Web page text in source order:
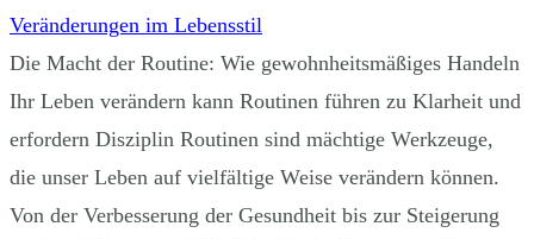
Veränderungen im Lebensstil
Die Macht der Routine: Wie gewohnheitsmäßiges Handeln
Ihr Leben verändern kann Routinen führen zu Klarheit und
erfordern Disziplin Routinen sind mächtige Werkzeuge,
die unser Leben auf vielfältige Weise verändern können.
Von der Verbesserung der Gesundheit bis zur Steigerung